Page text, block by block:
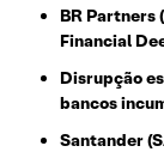
BR Partners
Financial
Disrupção
bancos
Santander